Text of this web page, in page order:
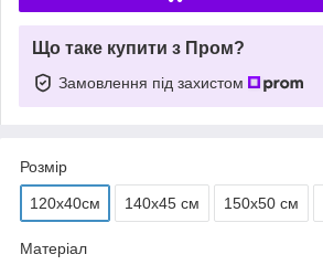
Що таке купити з Пром?
Замовлення під захистом
Розмір
120х40см 140х45 см 150х50 см
Матеріал